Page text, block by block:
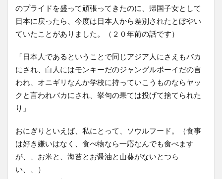
のプライドを盛って頑張ってきたのに、帰国子女として
日本に戻ったら、今度は日本人から差別されたとぼやい
ていたことがありました。（２０年前の話です）
「日本人であるということで同じアジア人にさえもバカ
にされ、白人にはモンキーだのジャングルボーイだの言
われ、オニギリなんか学校に持っていこうものならヤッ
クと言われバカにされ、挙句の果ては投げて捨てられた
り」
おにぎりといえば、私にとって、ソウルフード。（食事
は好き嫌いはなく、食べ物なら一応なんでも食べます
が、、お米と、海苔とお醤油と山葵がないとつら
い、、）